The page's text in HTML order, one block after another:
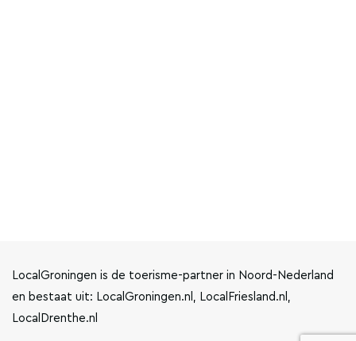
LocalGroningen is de toerisme-partner in Noord-Nederland
en bestaat uit: LocalGroningen.nl, LocalFriesland.nl,
LocalDrenthe.nl